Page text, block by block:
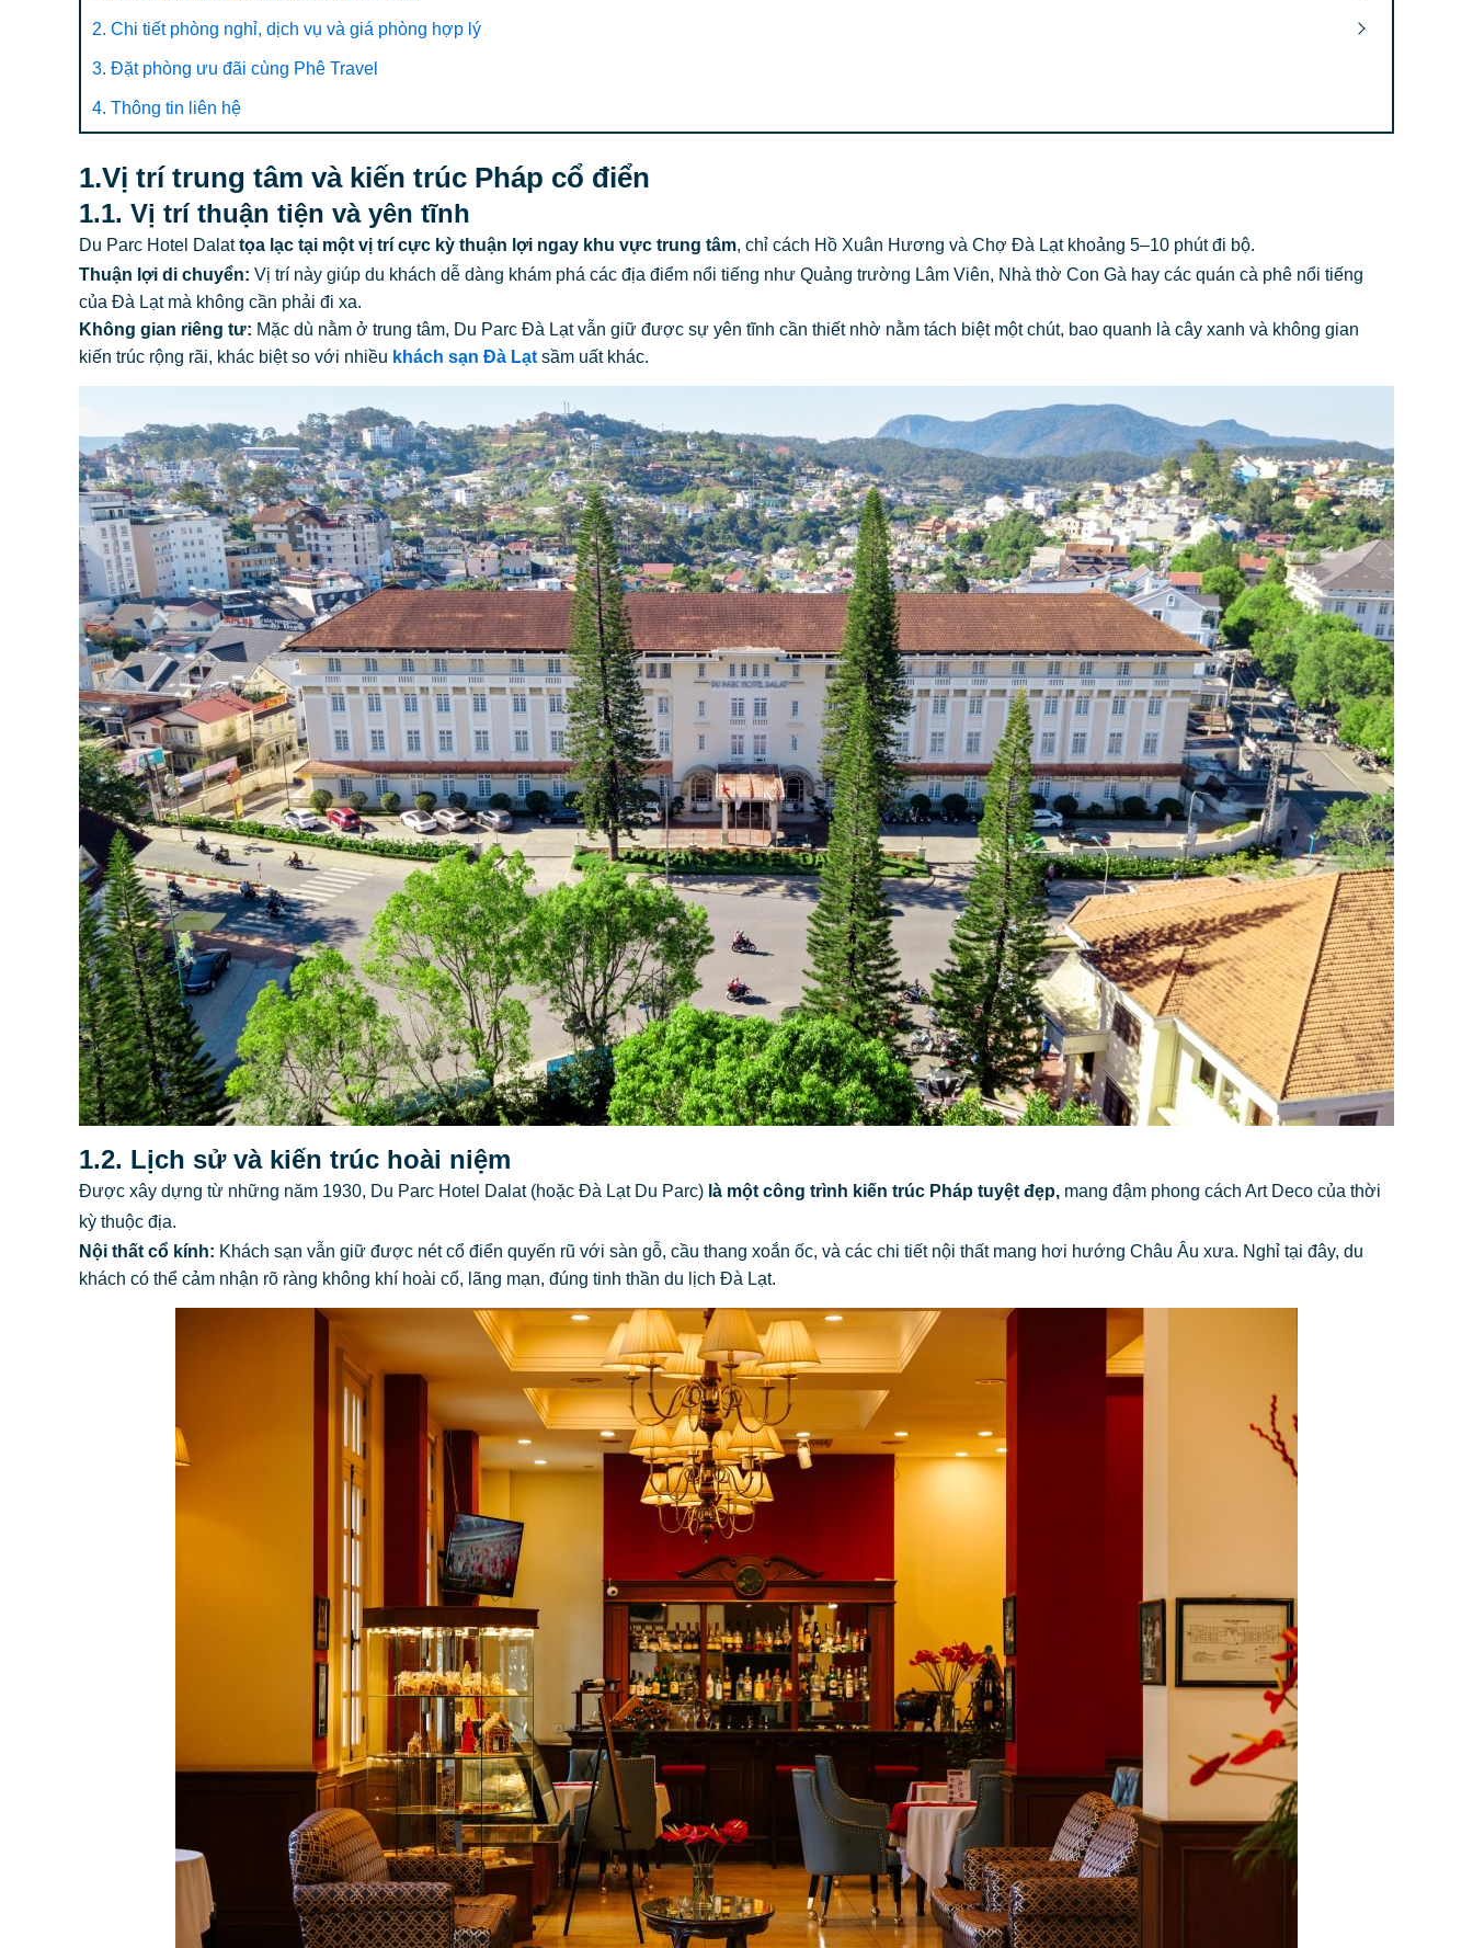
2. Chi tiết phòng nghỉ, dịch vụ và giá phòng hợp lý
3. Đặt phòng ưu đãi cùng Phê Travel
4. Thông tin liên hệ
1.Vị trí trung tâm và kiến trúc Pháp cổ điển
1.1. Vị trí thuận tiện và yên tĩnh
Du Parc Hotel Dalattọa lạc tại một vị trí cực kỳ thuận lợi ngay khu vực trung tâm, chỉ cách Hồ Xuân Hương và Chợ Đà Lạt khoảng 5–10 phút đi bộ.
Thuận lợi di chuyển: Vị trí này giúp du khách dễ dàng khám phá các địa điểm nổi tiếng như Quảng trường Lâm Viên, Nhà thờ Con Gà hay các quán cà phê nổi tiếng
của Đà Lạt mà không cần phải đi xa.
Không gian riêng tư: Mặc dù nằm ở trung tâm, Du Parc Đà Lạt vẫn giữ được sự yên tĩnh cần thiết nhờ nằm tách biệt một chút, bao quanh là cây xanh và không gian
kiến trúc rộng rãi, khác biệt so với nhiều khách sạn Đà Lạt sầm uất khác.
1.2. Lịch sử và kiến trúc hoài niệm
Được xây dựng từ những năm 1930, Du Parc Hotel Dalat (hoặc Đà Lạt Du Parc) là một công trình kiến trúc Pháp tuyệt đẹp, mang đậm phong cách Art Deco của thời
kỳ thuộc địa.
Nội thất cổ kính: Khách sạn vẫn giữ được nét cổ điển quyến rũ với sàn gỗ, cầu thang xoắn ốc, và các chi tiết nội thất mang hơi hướng Châu Âu xưa. Nghỉ tại đây, du
khách có thể cảm nhận rõ ràng không khí hoài cổ, lãng mạn, đúng tinh thần du lịch Đà Lạt.